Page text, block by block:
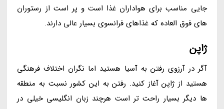
جایی مناسب برای هواداران غذا است و پر است از رستوران
های فوق العاده که غذاهای فرانسوی بسیار عالی دارند.
ژاپن
آگر در آرزوی رفتن به آسیا هستید اما نگران اختلاف فرهنگی
هستید از ژاپن آغاز کنید. رفتن به این کشور نسبت به منطقه
ها دیگر بسیار راحت تر است هرچند زبان انگلیسی خیلی در